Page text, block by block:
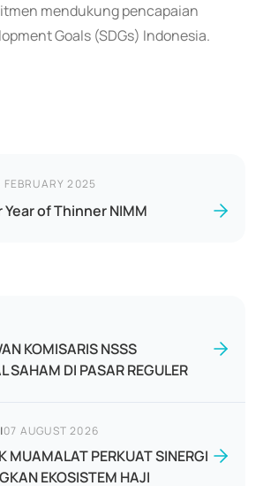
mendukung pencapaian
Goals (SDGs) Indonesia.
FEBRUARY 2025
of Thinner NIMM
KOMISARIS NSSS
SAHAM DI PASAR REGULER
|07 AUGUST 2026
MUAMALAT PERKUAT SINERGI
EKOSISTEM HAJI